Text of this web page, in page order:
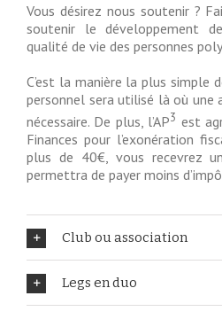
Vous désirez nous soutenir ?
soutenir le développement
qualité de vie des personnes
C’est la manière la plus simple
personnel sera utilisé là où une
nécessaire. De plus, l’AP3 est
Finances pour l’exonération
plus de 40€, vous recevrez
permettra de payer moins
Club ou association
Legs en duo